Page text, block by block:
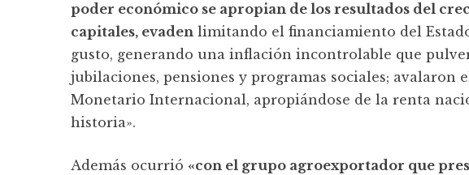
poder económico se apropian de los resultados del
capitales, evaden limitando el financiamiento del
gusto, generando una inflación incontrolable que
jubilaciones, pensiones y programas sociales; avalaron
Monetario Internacional, apropiándose de la renta
historia».
Además ocurrió «con el grupo agroexportador que